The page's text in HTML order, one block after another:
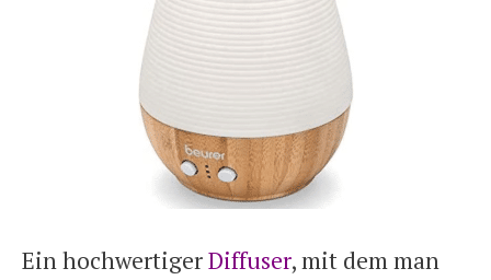
Ein hochwertigerDiffuser, mit dem man